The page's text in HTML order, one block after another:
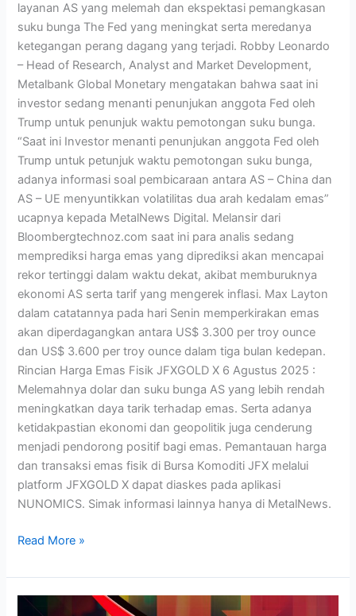
layanan AS yang melemah dan ekspektasi pemangkasan
suku bunga The Fed yang meningkat serta meredanya
ketegangan perang dagang yang terjadi. Robby Leonardo
– Head of Research, Analyst and Market Development,
Metalbank Global Monetary mengatakan bahwa saat ini
investor sedang menanti penunjukan anggota Fed oleh
Trump untuk penunjuk waktu pemotongan suku bunga.
“Saat ini Investor menanti penunjukan anggota Fed oleh
Trump untuk petunjuk waktu pemotongan suku bunga,
adanya informasi soal pembicaraan antara AS – China dan
AS – UE menyuntikkan volatilitas dua arah kedalam emas”
ucapnya kepada MetalNews Digital. Melansir dari
Bloombergtechnoz.com saat ini para analis sedang
memprediksi harga emas yang diprediksi akan mencapai
rekor tertinggi dalam waktu dekat, akibat memburuknya
ekonomi AS serta tarif yang mengerek inflasi. Max Layton
dalam catatannya pada hari Senin memperkirakan emas
akan diperdagangkan antara US$ 3.300 per troy ounce
dan US$ 3.600 per troy ounce dalam tiga bulan kedepan.
Rincian Harga Emas Fisik JFXGOLD X 6 Agustus 2025 :
Melemahnya dolar dan suku bunga AS yang lebih rendah
meningkatkan daya tarik terhadap emas. Serta adanya
ketidakpastian ekonomi dan geopolitik juga cenderung
menjadi pendorong positif bagi emas. Pemantauan harga
dan transaksi emas fisik di Bursa Komoditi JFX melalui
platform JFXGOLD X dapat diaskes pada aplikasi
NUNOMICS. Simak informasi lainnya hanya di MetalNews.
Read More »